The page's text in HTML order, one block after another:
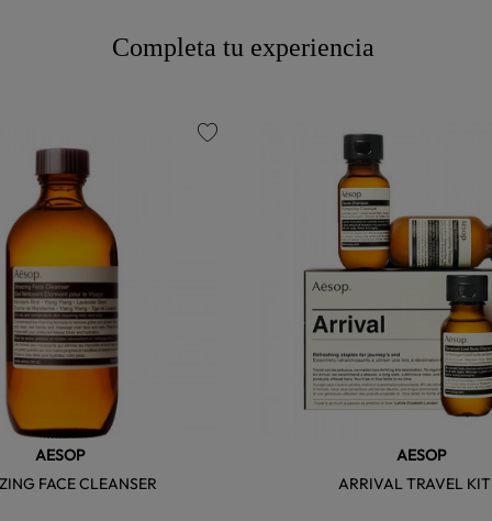
Completa tu experiencia
AESOP
FACE CLEANSER
AESOP
ARRIVAL TRAVEL